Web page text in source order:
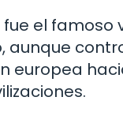
el famoso
aunque
europea